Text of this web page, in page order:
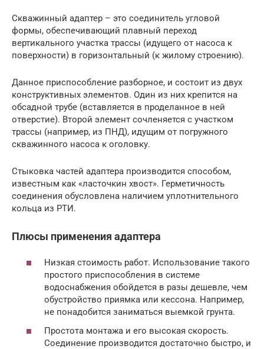
Скважинный адаптер – это соединитель угловой
формы, обеспечивающий плавный переход
вертикального участка трассы (идущего от насоса к
поверхности) в горизонтальный (к жилому строению).
Данное приспособление разборное, и состоит из двух
конструктивных элементов. Один из них крепится на
обсадной трубе (вставляется в проделанное в ней
отверстие). Второй элемент сочленяется с участком
трассы (например, из ПНД), идущим от погружного
скважинного насоса к оголовку.
Стыковка частей адаптера производится способом,
известным как «ласточкин хвост». Герметичность
соединения обусловлена наличием уплотнительного
кольца из РТИ.
Плюсы применения адаптера
Низкая стоимость работ. Использование такого
простого приспособления в системе
водоснабжения обойдется в разы дешевле, чем
обустройство приямка или кессона. Например,
не понадобится заниматься выемкой грунта.
Простота монтажа и его высокая скорость.
Соединение производится достаточно быстро, и